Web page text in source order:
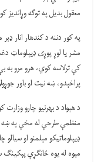
معقول بدیل په توګه وړاندیز
په کور دننه د کندهار انار
مشر یا لوړ پوړی ډيپلوماټ
کې ترلاسه کوي، هرو مرو به
پراخېدو، ښه نیت او باور
د هېواد د بهرنیو چارو
منظمې طرحې له مخې په ښه
ډيپلوماتیکو مېلمنو او
مېوه له یوه ځانګړې